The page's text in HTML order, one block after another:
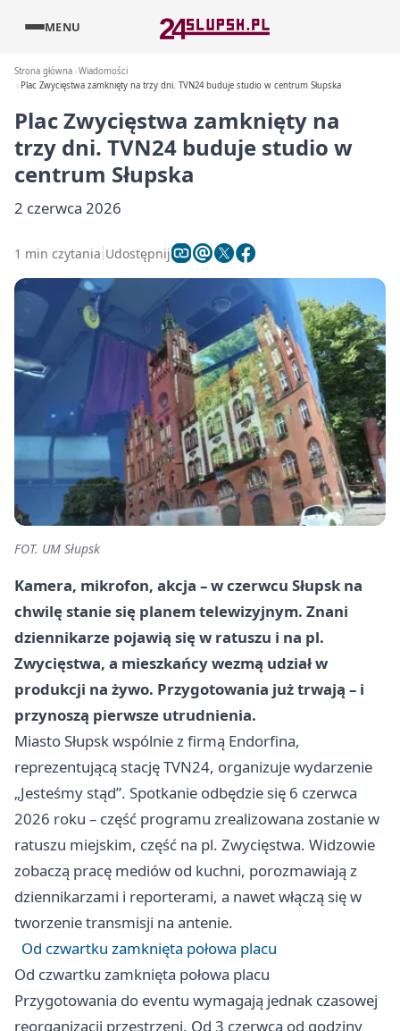
MENU
Strona główna Wiadomości
Plac Zwycięstwa zamknięty na trzy dni. TVN24 buduje studio w centrum Słupska
Plac Zwycięstwa zamknięty na
trzy dni. TVN24 buduje studio w
centrum Słupska
2 czerwca 2026
1 min czytania Udostępnij
FOT. UM Słupsk
Kamera, mikrofon, akcja – w czerwcu Słupsk na
chwilę stanie się planem telewizyjnym. Znani
dziennikarze pojawią się w ratuszu i na pl.
Zwycięstwa, a mieszkańcy wezmą udział w
produkcji na żywo. Przygotowania już trwają – i
przynoszą pierwsze utrudnienia.
Miasto Słupsk wspólnie z firmą Endorfina,
reprezentującą stację TVN24, organizuje wydarzenie
„Jesteśmy stąd”. Spotkanie odbędzie się 6 czerwca
2026 roku – część programu zrealizowana zostanie w
ratuszu miejskim, część na pl. Zwycięstwa. Widzowie
zobaczą pracę mediów od kuchni, porozmawiają z
dziennikarzami i reporterami, a nawet włączą się w
tworzenie transmisji na antenie.
Od czwartku zamknięta połowa placu
Od czwartku zamknięta połowa placu
Przygotowania do eventu wymagają jednak czasowej
reorganizacji przestrzeni. Od 3 czerwca od godziny